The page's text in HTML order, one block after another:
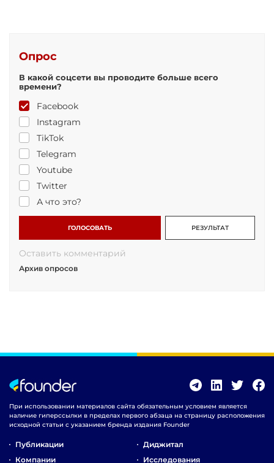
Опрос
В какой соцсети вы проводите больше всего
времени?
Facebook
Instagram
TikTok
Telegram
Youtube
Twitter
А что это?
ГОЛОСОВАТЬ РЕЗУЛЬТАТ
Оставить комментарий
Архив опросов
При использовании материалов сайта обязательным условием является
наличие гиперссылки в пределах первого абзаца на страницу расположения
исходной статьи с указанием бренда издания Founder
Публикации
Компании
Диджитал
Исследования